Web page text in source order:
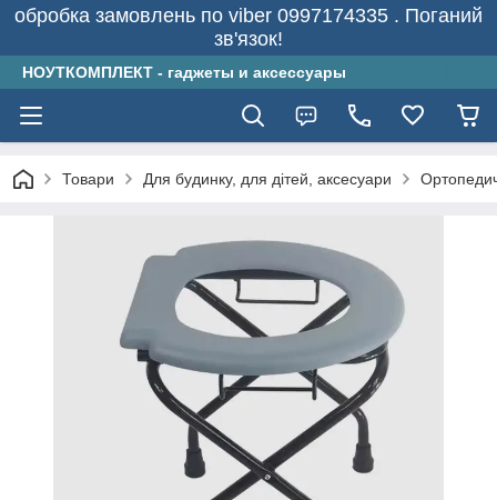
обробка замовлень по viber 0997174335 . Поганий
зв'язок!
НОУТКОМПЛЕКТ - гаджеты и аксессуары
Товари Для будинку, для дітей, аксесуари